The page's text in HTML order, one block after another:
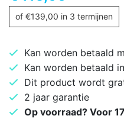
of €139,00 in 3 termijnen
Kan worden betaald
Kan worden betaald
Dit product wordt
2 jaar garantie
Op voorraad? Voor